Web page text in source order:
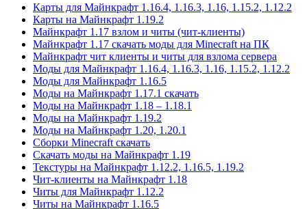
Карты для Майнкрафт 1.16.4, 1.16.3, 1.16, 1.15.2, 1.12.2
Карты на Майнкрафт 1.19.2
Майнкрафт 1.17 взлом и читы (чит-клиенты)
Майнкрафт 1.17 скачать моды для Minecraft на ПК
Майнкрафт чит клиенты и читы для взлома сервера
Моды для Майнкрафт 1.16.4, 1.16.3, 1.16, 1.15.2, 1.12.2
Моды для Майнкрафт 1.16.5
Моды на Майнкрафт 1.17.1 скачать
Моды на Майнкрафт 1.18 – 1.18.1
Моды на Майнкрафт 1.19.2
Моды на Майнкрафт 1.20, 1.20.1
Сборки Minecraft скачать
Скачать моды на Майнкрафт 1.19
Текстуры на Майнкрафт 1.12.2, 1.16.5, 1.19.2
Чит-клиенты на Майнкрафт 1.18
Читы для Майнкрафт 1.12.2
Читы на Майнкрафт 1.16.5